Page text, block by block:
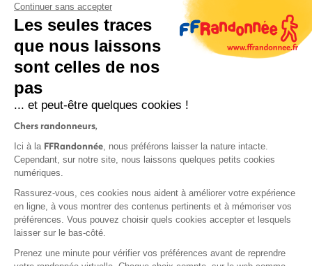
Protection des données
Politique de confidentialité
Continuer sans accepter
Les seules traces
que nous laissons
sont celles de nos
pas
... et peut-être quelques cookies !
Chers randonneurs,
Ici à la FFRandonnée, nous préférons laisser la nature intacte.
Cependant, sur notre site, nous laissons quelques petits cookies
numériques.
Rassurez-vous, ces cookies nous aident à améliorer votre expérience
en ligne, à vous montrer des contenus pertinents et à mémoriser vos
préférences. Vous pouvez choisir quels cookies accepter et lesquels
laisser sur le bas-côté.
Prenez une minute pour vérifier vos préférences avant de reprendre